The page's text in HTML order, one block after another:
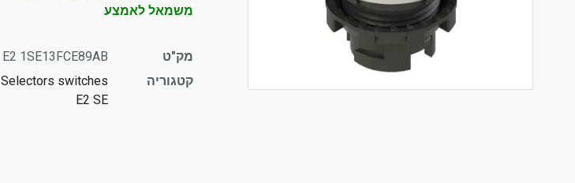
משמאל לאמצע
מק"ט
E2 1SE13FCE89AB
קטגוריה
Selectors switches
E2 SE